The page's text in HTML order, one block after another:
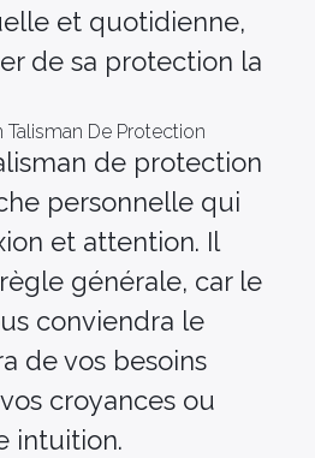
et quotidienne,
de sa protection la
De Protection
de protection
personnelle qui
et attention. Il
règle générale, car le
conviendra le
de vos besoins
croyances ou
intuition.